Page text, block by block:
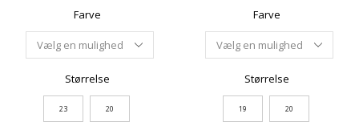
Farve
Størrelse
23 20
Farve
Størrelse
19 20